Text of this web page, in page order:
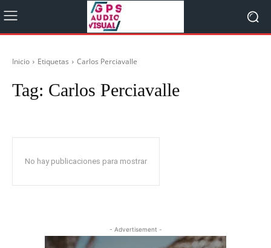
Inicio Etiquetas Carlos Perciavalle
Tag: Carlos Perciavalle
No hay publicaciones para mostrar
- Advertisement -